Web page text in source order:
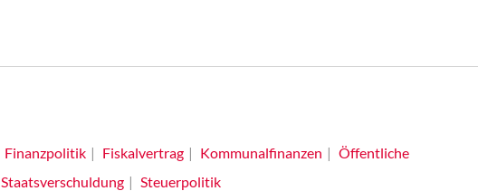
Finanzpolitik Fiskalvertrag Kommunalfinanzen
Öffentliche
Staatsverschuldung Steuerpolitik